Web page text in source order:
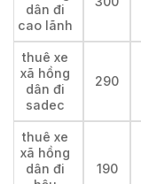
dân đi
cao lãnh
thuê xe
xã hồng
dân đi
sadec
290
thuê xe
xã hồng
dân đi
190